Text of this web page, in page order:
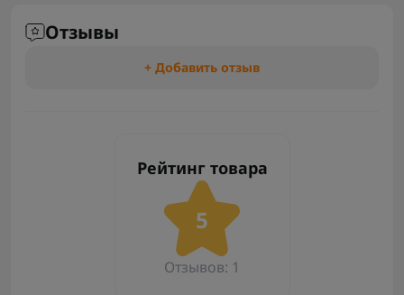
Отзывы
+ Добавить отзыв
Рейтинг товара
5
Отзывов: 1